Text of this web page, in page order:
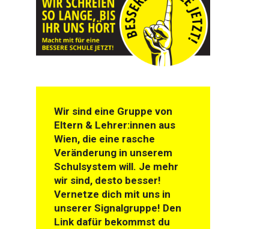
Wir sind eine Gruppe von
Eltern & Lehrer:innen aus
Wien, die eine rasche
Veränderung in unserem
Schulsystem will. Je mehr
wir sind, desto besser!
Vernetze dich mit uns in
unserer Signalgruppe! Den
Link dafür bekommst du